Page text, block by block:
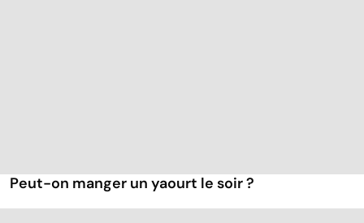
Peut-on manger un yaourt le soir ?